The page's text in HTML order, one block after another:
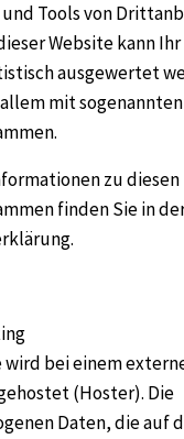
und Tools von
Website kann
ausgewertet
mit sogenannten
zu diesen
finden Sie in
wird bei einem
(Hoster). Die
Daten, die auf